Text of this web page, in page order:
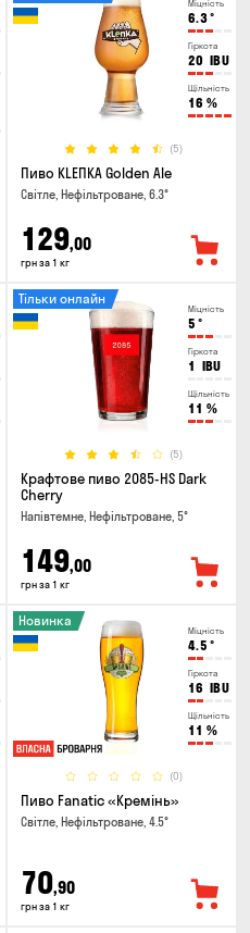
Міцність
6.3°
Гіркота
20 IBU
Щільність
16 %
(5)
Пиво KLEПКА Golden Ale
Світле, Нефільтроване, 6.3°
129,00
грн за 1 кг
Міцність
5 °
Гіркота
1 IBU
Щільність
11 %
(5)
Тільки онлайн
Крафтове пиво 2085-HS Dark
Cherry
Напівтемне, Нефільтроване, 5°
149,00
грн за 1 кг
Міцність
4.5 °
Гіркота
16 IBU
Щільність
11 %
(0)
Новинка
Пиво Fanatic «Кремінь»
Світле, Нефільтроване, 4.5°
70,90
грн за 1 кг